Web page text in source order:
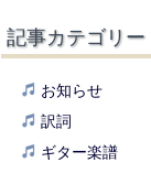
記事カテゴリー
お知らせ
訳詞
ギター楽譜